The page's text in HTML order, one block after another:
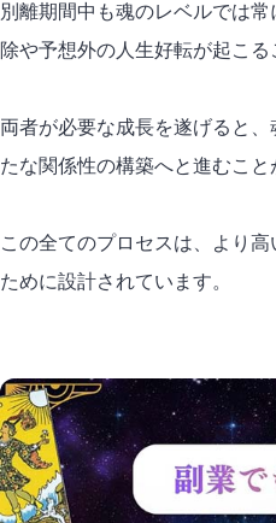
別離期間中も魂のレベルでは
除や予想外の人生好転が起こる
両者が必要な成長を遂げると
たな関係性の構築へと進むこと
この全てのプロセスは、より
ために設計されています。